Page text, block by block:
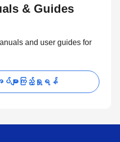
& Guides
and user guides for
များကြည့်ရှုရန်